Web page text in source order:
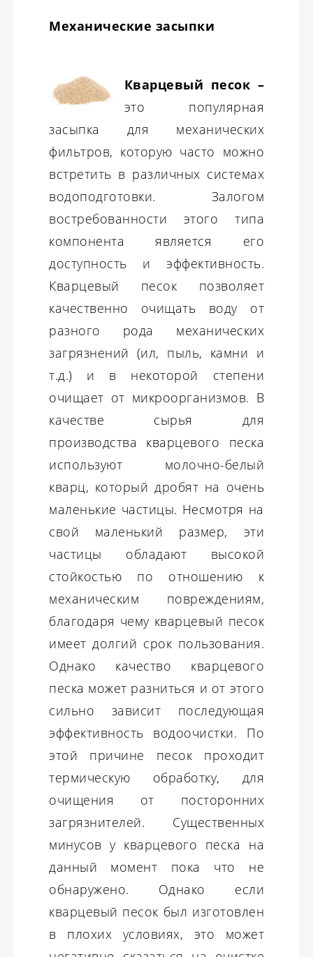
Механические засыпки
Кварцевый песок –
это популярная
засыпка для механических
фильтров, которую часто можно
встретить в различных системах
водоподготовки. Залогом
востребованности этого типа
компонента является его
доступность и эффективность.
Кварцевый песок позволяет
качественно очищать воду от
разного рода механических
загрязнений (ил, пыль, камни и
т.д.) и в некоторой степени
очищает от микроорганизмов. В
качестве сырья для
производства кварцевого песка
используют молочно-белый
кварц, который дробят на очень
маленькие частицы. Несмотря на
свой маленький размер, эти
частицы обладают высокой
стойкостью по отношению к
механическим повреждениям,
благодаря чему кварцевый песок
имеет долгий срок пользования.
Однако качество кварцевого
песка может разниться и от этого
сильно зависит последующая
эффективность водоочистки. По
этой причине песок проходит
термическую обработку, для
очищения от посторонних
загрязнителей. Существенных
минусов у кварцевого песка на
данный момент пока что не
обнаружено. Однако если
кварцевый песок был изготовлен
в плохих условиях, это может